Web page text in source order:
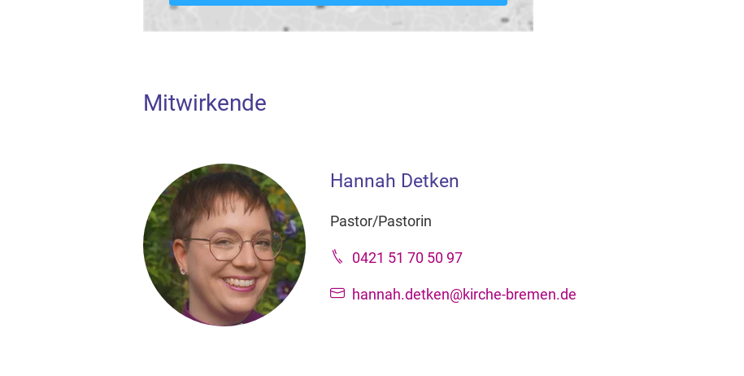
Mitwirkende
Hannah Detken
Pastor/Pastorin
0421 51 70 50 97
hannah.detken@kirche-bremen.de